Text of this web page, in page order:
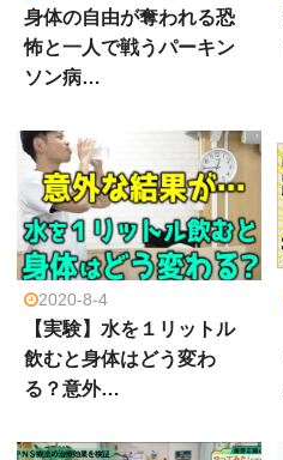
身体の自由が奪われる恐
怖と一人で戦うパーキン
ソン病…
2020-8-4
【実験】水を１リットル
飲むと身体はどう変わ
る？意外…